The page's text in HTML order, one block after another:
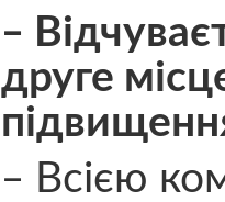
‒
друге
‒ Всією